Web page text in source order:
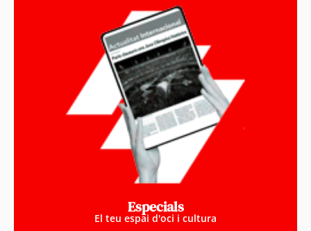
Especials
El teu espai d'oci i cultura